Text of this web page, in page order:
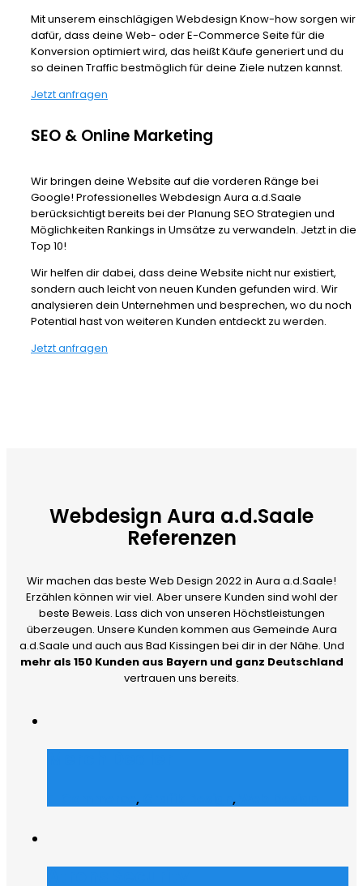
Mit unserem einschlägigen Webdesign Know-how sorgen wir
dafür, dass deine Web- oder E-Commerce Seite für die
Konversion optimiert wird, das heißt Käufe generiert und du
so deinen Traffic bestmöglich für deine Ziele nutzen kannst.
Jetzt anfragen
SEO & Online Marketing
Wir bringen deine Website auf die vorderen Ränge bei
Google! Professionelles Webdesign Aura a.d.Saale
berücksichtigt bereits bei der Planung SEO Strategien und
Möglichkeiten Rankings in Umsätze zu verwandeln. Jetzt in die
Top 10!
Wir helfen dir dabei, dass deine Website nicht nur existiert,
sondern auch leicht von neuen Kunden gefunden wird. Wir
analysieren dein Unternehmen und besprechen, wo du noch
Potential hast von weiteren Kunden entdeckt zu werden.
Jetzt anfragen
Webdesign Aura a.d.Saale
Referenzen
Wir machen das beste Web Design 2022 in Aura a.d.Saale!
Erzählen können wir viel. Aber unsere Kunden sind wohl der
beste Beweis. Lass dich von unseren Höchstleistungen
überzeugen. Unsere Kunden kommen aus Gemeinde Aura
a.d.Saale und auch aus Bad Kissingen bei dir in der Nähe. Und
mehr als 150 Kunden aus Bayern und ganz Deutschland
vertrauen uns bereits.
, ,